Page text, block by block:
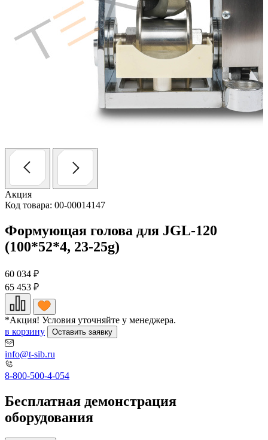
Акция
Код товара: 00-00014147
Формующая голова для JGL-120
(100*52*4, 23-25g)
60 034 ₽
65 453 ₽
*Акция! Условия уточняйте у менеджера.
в корзину
Оставить заявку
info@t-sib.ru
8-800-500-4-054
Бесплатная демонстрация
оборудования